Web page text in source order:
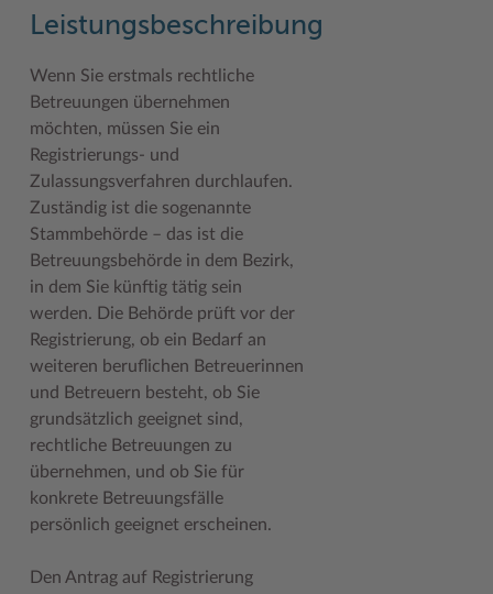
Geodatenportale (Kreiskarte)
Kontakt / Öffnungszeiten
Lebenslagen
Leistungen
Lexikon
Wo Sie uns finden
Wunsch-Kennzeichen ↗
Zuständigkeitsfinder SH ↗
Fotoarchiv
Klimaanpassungskonzept
Kreistag Sitzungskalender
Lokales Wetter
Newsletter
Social Media
Stellenangebote
Stormarninfo
Termine
Ukrainehilfe
Woche der Seelischen Gesundheit
#MeinStormarn
Kreispräsident
Kreistag Sitzungskalender
Kreisverwaltung
Landrat
Sonderbereiche
Städte und Gemeinden
Wahlen im Kreis
Wappen und Geschichte
Wappenrolle
Was ist ein Kreis?
Zahlen, Daten, Fakten
Offene Stellen
Weiterbildung beim Kreis Stormarn
Wen wir suchen
Klimaschutz beim Kreis Stormarn
Stormarner Bündnis für bezahlbares Wohnen
Wirtschafts- und Aufbaugesellschaft Stormarn
Zahlen, Daten, Fakten
Kulturelle Einrichtungen
Naturschutzgebiete
Radwandern
Storchenhorste
Lieblingsplätze in der Metropolregion
Tourismus
Umlandscout Hamburg
Vereine und Gruppen
Wälder und Moore
Leistungsbeschreibung
Wenn Sie erstmals rechtliche
Betreuungen übernehmen
möchten, müssen Sie ein
Registrierungs- und
Zulassungsverfahren durchlaufen.
Zuständig ist die sogenannte
Stammbehörde – das ist die
Betreuungsbehörde in dem Bezirk,
in dem Sie künftig tätig sein
werden. Die Behörde prüft vor der
Registrierung, ob ein Bedarf an
weiteren beruflichen Betreuerinnen
und Betreuern besteht, ob Sie
grundsätzlich geeignet sind,
rechtliche Betreuungen zu
übernehmen, und ob Sie für
konkrete Betreuungsfälle
persönlich geeignet erscheinen.
Den Antrag auf Registrierung